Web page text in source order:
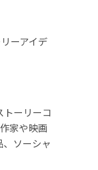
ーアイデ
ーリーコ
家や映画
ソーシャ